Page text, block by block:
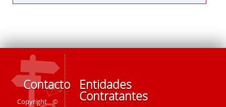
Contacto
Copyright ©
Entidades
Contratantes